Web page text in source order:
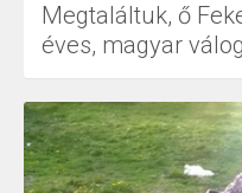
Megtaláltuk, ő
éves, magyar